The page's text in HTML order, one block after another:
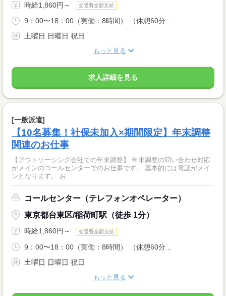
時給1,860円～ 交通費全額支給
9：00〜18：00（実働：8時間） （休憩60分...
土曜日 日曜日 祝日
もっと見る
求人詳細を見る
[一般派遣]
【10名募集！社保未加入×期間限定】年末調整
関連のお仕事
【アウトソーシング会社での年末調整】 年末調整の問い合わせ対応
がメインのコールセンターでのお仕事です。 基本的には電話がメイ
ンとなります。 お...
コールセンター（テレフォンオペレーター）
東京都台東区/稲荷町駅（徒歩 1分）
時給1,860円～ 交通費全額支給
9：00〜18：00（実働：8時間） （休憩60分...
土曜日 日曜日 祝日
もっと見る